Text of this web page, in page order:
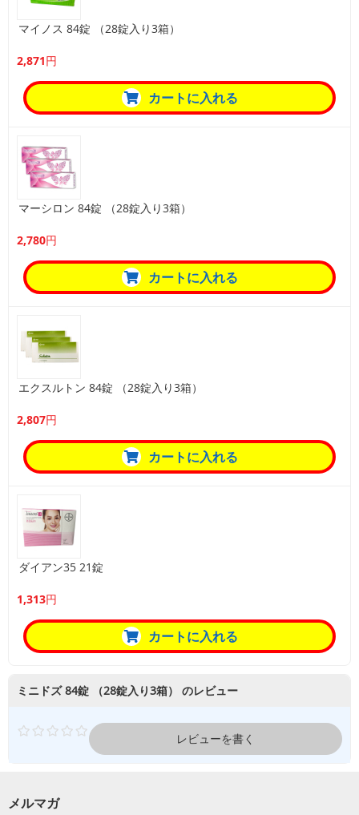
マイノス 84錠 （28錠入り3箱）
2,871円
カートに入れる
マーシロン 84錠 （28錠入り3箱）
2,780円
カートに入れる
エクスルトン 84錠 （28錠入り3箱）
2,807円
カートに入れる
ダイアン35 21錠
1,313円
カートに入れる
ミニドズ 84錠 （28錠入り3箱） のレビュー
レビューを書く
メルマガ